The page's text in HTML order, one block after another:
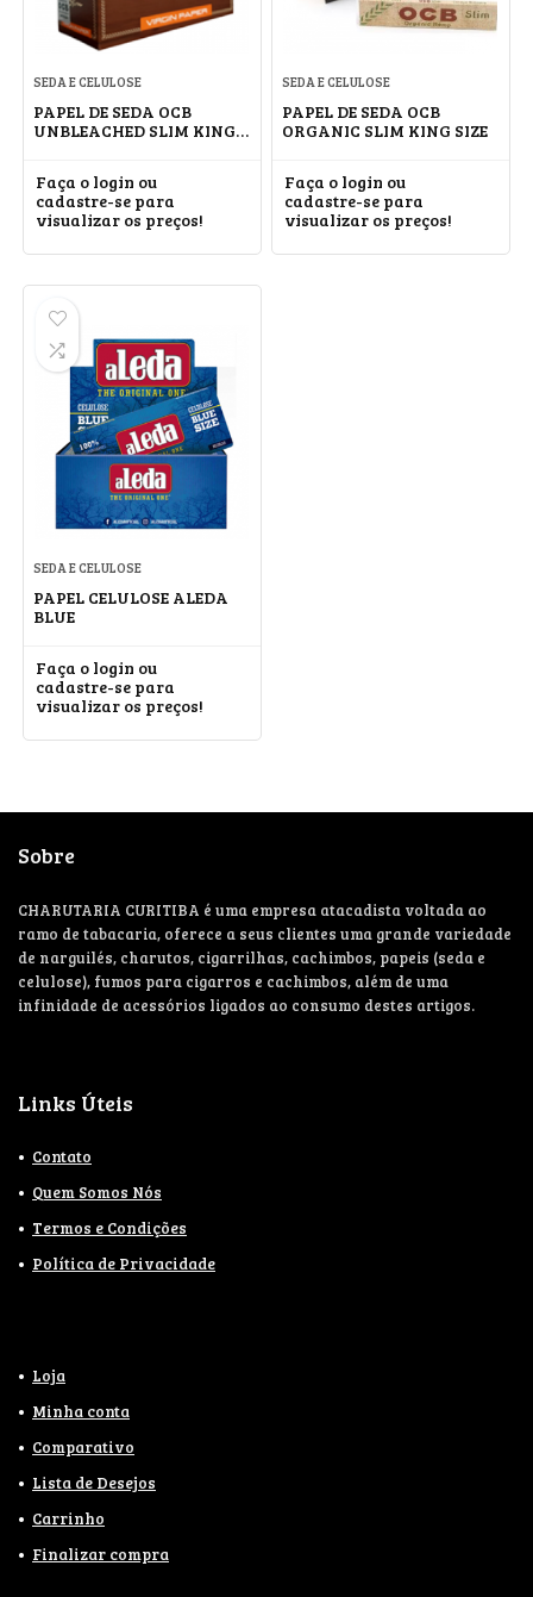
SEDA E CELULOSE
PAPEL DE SEDA OCB
UNBLEACHED SLIM KING
Faça o login ou
cadastre-se para
visualizar os preços!
SEDA E CELULOSE
PAPEL DE SEDA OCB
ORGANIC SLIM KING SIZE
Faça o login ou
cadastre-se para
visualizar os preços!
SEDA E CELULOSE
PAPEL CELULOSE ALEDA
BLUE
Faça o login ou
cadastre-se para
visualizar os preços!
Sobre
CHARUTARIA CURITIBA é uma empresa atacadista voltada ao
ramo de tabacaria, oferece a seus clientes uma grande variedade
de narguilés, charutos, cigarrilhas, cachimbos, papeis (seda e
celulose), fumos para cigarros e cachimbos, além de uma
infinidade de acessórios ligados ao consumo destes artigos.
Links Úteis
Contato
Quem Somos Nós
Termos e Condições
Política de Privacidade
Loja
Minha conta
Comparativo
Lista de Desejos
Carrinho
Finalizar compra